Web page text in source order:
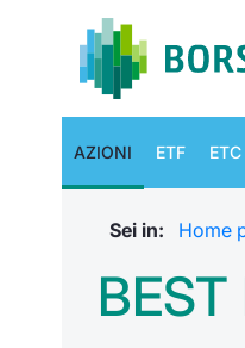
AZIONI ETF
Sei in: Home